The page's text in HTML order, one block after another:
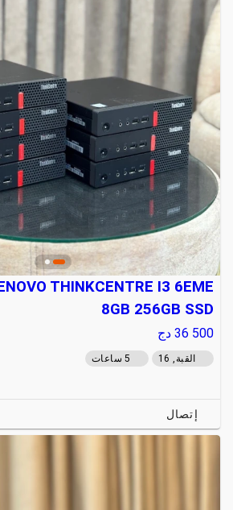
THINKCENTRE I3 6EME
8GB 256GB SSD
36 500 دج
القبة, 16 5 ساعات
إتصال